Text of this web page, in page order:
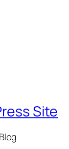
Site